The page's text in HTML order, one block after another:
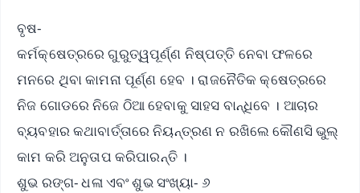
ବୃଷ-
କର୍ମକ୍ଷେତ୍ରରେ ଗୁରୁତ୍ୱପୂର୍ଣ୍ଣ ନିଷ୍ପତ୍ତି ନେବା ଫଳରେ
ମନରେ ଥିବା କାମନା ପୂର୍ଣ୍ଣ ହେବ । ରାଜନୈତିକ କ୍ଷେତ୍ରରେ
ନିଜ ଗୋଡରେ ନିଜେ ଠିଆ ହେବାକୁ ସାହସ ବାନ୍ଧିବେ । ଆଚାର
ବ୍ୟବହାର କଥାବାର୍ତ୍ତାରେ ନିୟନ୍ତ୍ରଣ ନ ରଖିଲେ କୌଣସି ଭୁଲ୍
କାମ କରି ଅନୁତାପ କରିପାରନ୍ତି ।
ଶୁଭ ରଙ୍ଗ- ଧଳା ଏବଂ ଶୁଭ ସଂଖ୍ୟା- ୬